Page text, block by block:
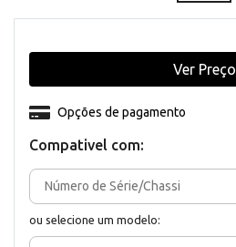
Compativel com:
ou selecione um modelo:
Opções de pagamento
Ver Preço